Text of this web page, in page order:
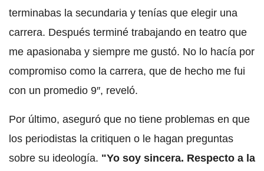
terminabas la secundaria y tenías que elegir una
carrera. Después terminé trabajando en teatro que
me apasionaba y siempre me gustó. No lo hacía por
compromiso como la carrera, que de hecho me fui
con un promedio 9″, reveló.
Por último, aseguró que no tiene problemas en que
los periodistas la critiquen o le hagan preguntas
sobre su ideología. "Yo soy sincera. Respecto a la